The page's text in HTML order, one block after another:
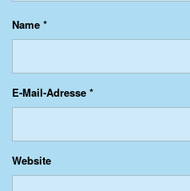
Name *
E-Mail-Adresse *
Website